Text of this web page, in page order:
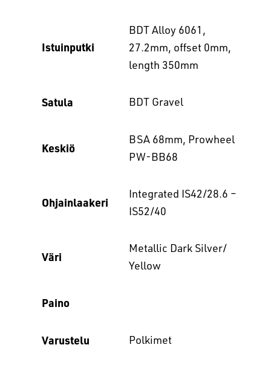
Istuinputki
BDT Alloy 6061,
27.2mm, offset 0mm,
length 350mm
Satula BDT Gravel
Keskiö
BSA 68mm, Prowheel
PW-BB68
Ohjainlaakeri
Integrated IS42/28.6 –
IS52/40
Väri
Metallic Dark Silver/
Yellow
Paino
Varustelu Polkimet